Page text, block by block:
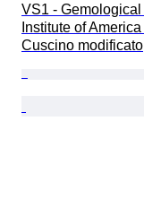
VS1 - Gemological
Institute of
Cuscino modificato